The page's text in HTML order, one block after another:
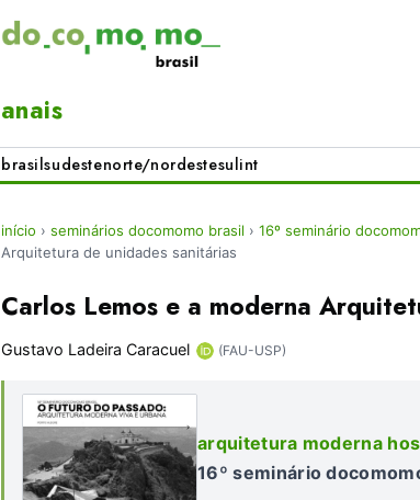
anais
brasilsudestenorte/nordestesulint
início › seminários docomomo brasil › 16º seminário
Arquitetura de unidades sanitárias
Carlos Lemos e a moderna
Gustavo Ladeira Caracuel (FAU-USP)
arquitetura moderna
16º seminário